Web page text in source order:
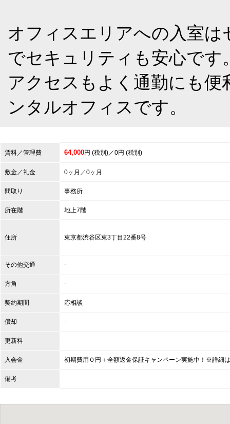
オフィスエリアへの入室
でセキュリティも安心です
アクセスもよく通勤にも便
ンタルオフィスです。
賃料／管理費 64,000円 (税別)／0円 (税別)
敷金／礼金 0ヶ月／0ヶ月
間取り 事務所
所在階 地上7階
住所 東京都渋谷区東3丁目22番8号
その他交通 -
方角 -
契約期間 応相談
償却 -
更新料 -
入会金 初期費用０円＋全額返金保証キャンペーン実施中！※詳細
備考